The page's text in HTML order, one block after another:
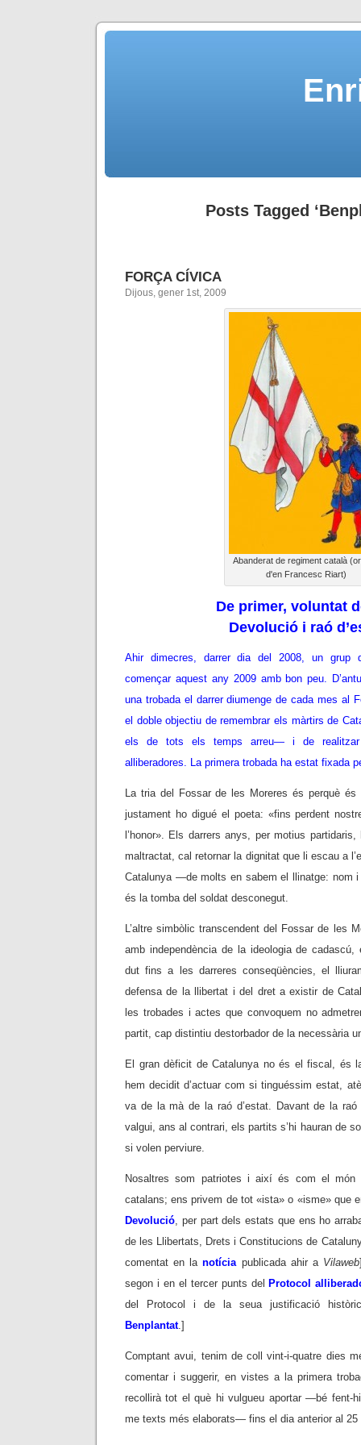
Posts Tagged
FORÇA CÍVICA
Dijous, gener 1st, 2009
Abanderat de regiment català
d'en Francesc Riart)
De primer, voluntat
Devolució i raó
Ahir dimecres, darrer dia del 2008, un grup
començar aquest any 2009 amb bon peu.
una trobada el darrer diumenge de cada mes al
el doble objectiu de remembrar els màrtirs de
els de tots els temps arreu— i de realitzar
alliberadores. La primera trobada ha estat fixada
La tria del Fossar de les Moreres és perquè
justament ho digué el poeta: «fins perdent
l’honor». Els darrers anys, per motius partidaris,
maltractat, cal retornar la dignitat que li escau a
Catalunya —de molts en sabem el llinatge: nom
és la tomba del soldat desconegut.
L’altre simbòlic transcendent del Fossar de les
amb independència de la ideologia de
dut fins a les darreres conseqüències, el
defensa de la llibertat i del dret a existir de
les trobades i actes que convoquem no
partit, cap distintiu destorbador de la necessària
El gran dèficit de Catalunya no és el fiscal, és
hem decidit d’actuar com si tinguéssim estat,
va de la mà de la raó d’estat. Davant de la raó
valgui, ans al contrari, els partits s’hi hauran de
si volen perviure.
Nosaltres som patriotes i així és com el món
catalans; ens privem de tot «ista» o «isme» que
Devolució, per part dels estats que ens ho
de les Llibertats, Drets i Constitucions de
comentat en lanotíciapublicada ahir a Vilaweb
segon i en el tercer punts del Protocol
del Protocol i de la seua justificació
Benplantat.]
Comptant avui, tenim de coll vint-i-quatre dies
comentar i suggerir, en vistes a la primera
recollirà tot el què hi vulgueu aportar —bé fent-
me texts més elaborats— fins el dia anterior al 25